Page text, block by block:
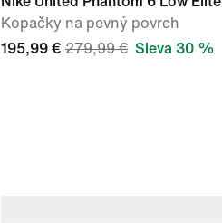
Kopačky na pevný povrch
195,99 € 279,99 € Sleva 30 %